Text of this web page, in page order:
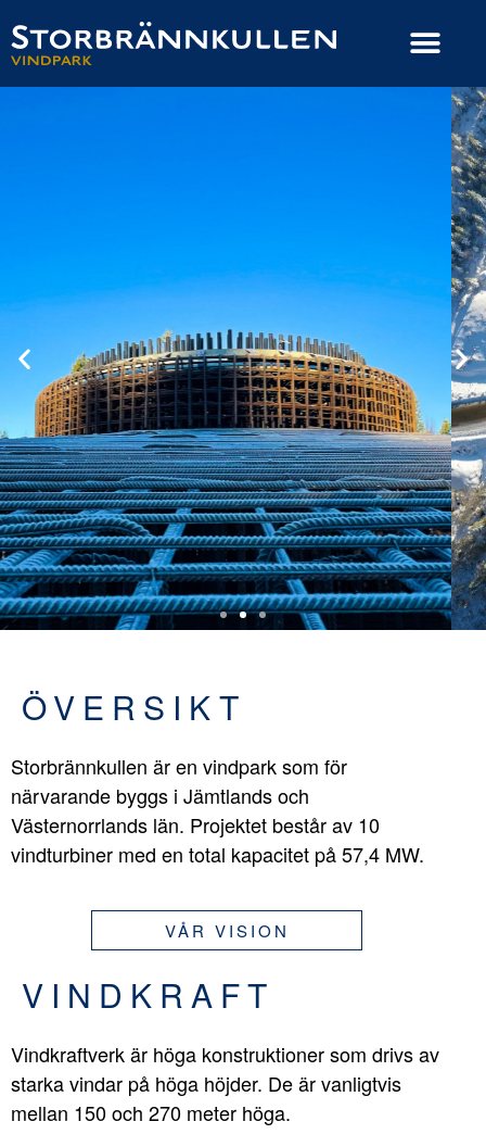
ÖVERSIKT
Storbrännkullen är en vindpark som för
närvarande byggs i Jämtlands och
Västernorrlands län. Projektet består av 10
vindturbiner med en total kapacitet på 57,4 MW.
VÅR VISION
VINDKRAFT
Vindkraftverk är höga konstruktioner som drivs av
starka vindar på höga höjder. De är vanligtvis
mellan 150 och 270 meter höga.